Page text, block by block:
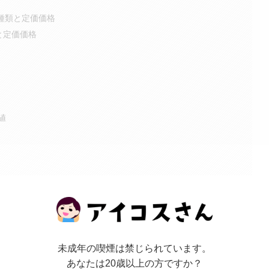
類と定価価格
定価価格
/ IQOSショップ / IQOSコーナー
未成年の喫煙は禁じられています。
あなたは20歳以上の方ですか？